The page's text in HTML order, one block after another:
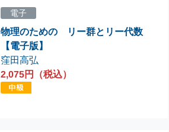
電子
物理のための リー群とリー代数
【電子版】
窪田高弘
2,075円（税込）